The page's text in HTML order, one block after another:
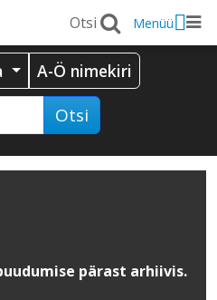
Menüü
A-Ö nimekiri
Otsi
pärast arhiivis.